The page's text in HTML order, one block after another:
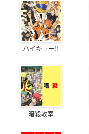
ハイキュー!!
暗殺教室